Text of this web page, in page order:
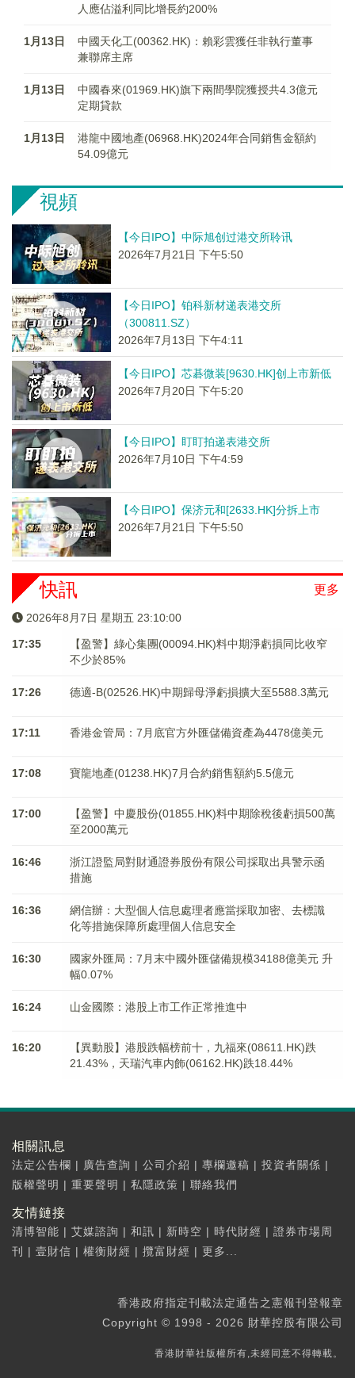
人應佔溢利同比增長約200%
1月13日
中國天化工(00362.HK)：賴彩雲獲任非執行董事
兼聯席主席
1月13日
中國春來(01969.HK)旗下兩間學院獲授共4.3億元
定期貸款
1月13日
港龍中國地產(06968.HK)2024年合同銷售金額約
54.09億元
視頻
【今日IPO】中际旭创过港交所聆讯
2026年7月21日 下午5:50
【今日IPO】铂科新材递表港交所
（300811.SZ）
2026年7月13日 下午4:11
【今日IPO】芯碁微装[9630.HK]创上市新低
2026年7月20日 下午5:20
【今日IPO】盯盯拍递表港交所
2026年7月10日 下午4:59
【今日IPO】保济元和[2633.HK]分拆上市
2026年7月21日 下午5:50
更多
快訊
2026年8月7日 星期五 23:10:01
17:35
【盈警】綠心集團(00094.HK)料中期淨虧損同比收窄
不少於85%
17:26 德適-B(02526.HK)中期歸母淨虧損擴大至5588.3萬元
17:11 香港金管局：7月底官方外匯儲備資產為4478億美元
17:08 寶龍地產(01238.HK)7月合約銷售額約5.5億元
17:00
【盈警】中慶股份(01855.HK)料中期除稅後虧損500萬
至2000萬元
16:46
浙江證監局對財通證券股份有限公司採取出具警示函
措施
16:36
網信辦：大型個人信息處理者應當採取加密、去標識
化等措施保障所處理個人信息安全
16:30
國家外匯局：7月末中國外匯儲備規模34188億美元 升
幅0.07%
16:24 山金國際：港股上市工作正常推進中
16:20
【異動股】港股跌幅榜前十，九福來(08611.HK)跌
21.43%，天瑞汽車内飾(06162.HK)跌18.44%
相關訊息
法定公告欄 | 廣告查詢 | 公司介紹 | 專欄邀稿 | 投資者關係 |
版權聲明 | 重要聲明 | 私隱政策 | 聯絡我們
友情鏈接
清博智能 | 艾媒諮詢 | 和訊 | 新時空 | 時代財經 | 證券市場周
刊
| 壹財信 | 權衡財經 | 攬富財經 | 更多...
香港政府指定刊載法定通告之憲報刊登報章
Copyright © 1998 - 2026 財華控股有限公司
香港財華社版權所有,未經同意不得轉載。